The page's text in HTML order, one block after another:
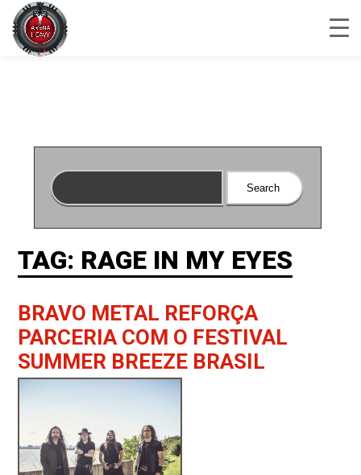
TAG: RAGE IN MY EYES
BRAVO METAL REFORÇA
PARCERIA COM O FESTIVAL
SUMMER BREEZE BRASIL